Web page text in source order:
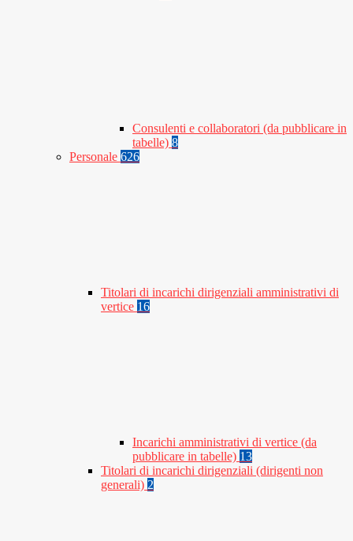
Consulenti e collaboratori (da pubblicare in
tabelle) 8
Personale 626
Titolari di incarichi dirigenziali amministrativi di
vertice 16
Incarichi amministrativi di vertice (da
pubblicare in tabelle) 13
Titolari di incarichi dirigenziali (dirigenti non
generali) 2